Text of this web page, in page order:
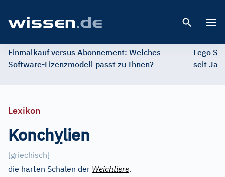
Einmalkauf versus Abonnement: Welches
Software-Lizenzmodell passt zu Ihnen?
Lego
seit
Lexikon
Konchỵlien
[griechisch]
die harten Schalen der Weichtiere.